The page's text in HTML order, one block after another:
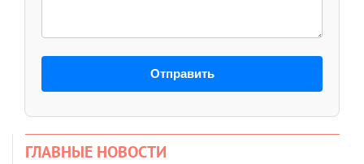
Отправить
ГЛАВНЫЕ НОВОСТИ